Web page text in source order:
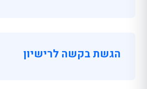
הגשת בקשה לרישיון